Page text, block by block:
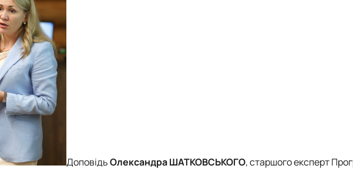
ДоповідьОлександра ШАТКОВСЬКОГО, старшого експерт